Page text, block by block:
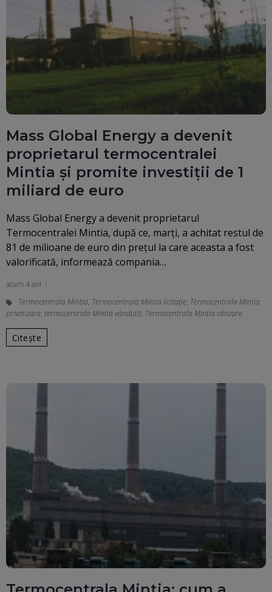
Mass Global Energy a devenit
proprietarul termocentralei
Mintia și promite investiții de 1
miliard de euro
Mass Global Energy a devenit proprietarul
Termocentralei Mintia, după ce, marţi, a achitat restul de
81 de milioane de euro din preţul la care aceasta a fost
valorificată, informează compania…
acum 4 ani
Termocentrala Mintia, Termocentrala Mintia licitaţie, Termocentrala Mintia
privatizare, termocentrala Mintia vândută, Termocentrala Mintia vânzare
Citește